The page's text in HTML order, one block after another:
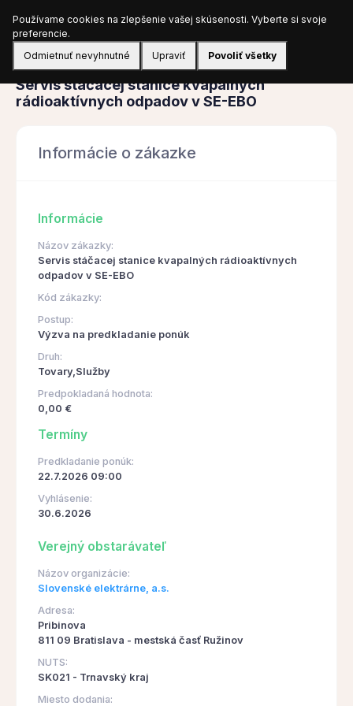
Prihlásiť sa
Obstarávanie
Servis stáčacej stanice kvapalných
rádioaktívnych odpadov v SE-EBO
Informácie o zákazke
Informácie
Názov zákazky:
Servis stáčacej stanice kvapalných rádioaktívnych
odpadov v SE-EBO
Kód zákazky:
Postup:
Výzva na predkladanie ponúk
Druh:
Tovary,Služby
Predpokladaná hodnota:
0,00 €
Termíny
Predkladanie ponúk:
22.7.2026 09:00
Vyhlásenie:
30.6.2026
Verejný obstarávateľ
Názov organizácie:
Slovenské elektrárne, a.s.
Adresa:
Pribinova
811 09 Bratislava - mestská časť Ružinov
NUTS:
SK021 - Trnavský kraj
Miesto dodania:
Používame cookies na zlepšenie vašej skúsenosti. Vyberte si svoje
preferencie.
Odmietnuť nevyhnutné
Upraviť Povoliť všetky